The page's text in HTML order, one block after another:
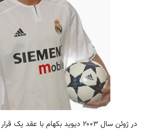
در ژوئن سال ۲۰۰۳ دیوید بکهام با عقد یک قرار داد چهار ساله به تیم